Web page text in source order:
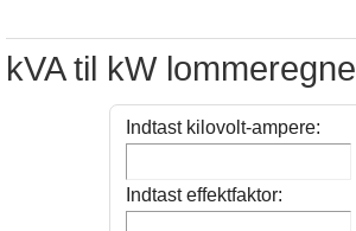
kVA til kW
Indtast kilovolt-ampere:
Indtast effektfaktor: